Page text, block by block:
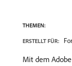
THEMEN:
ERSTELLT FÜR:
Mit dem